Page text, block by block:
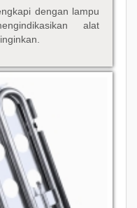
dengan lampu
alat